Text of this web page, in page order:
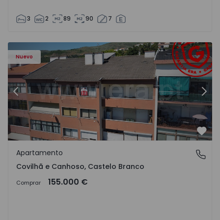
3 2 89 90 7
Nuevo
- 18
Apartamento T2 Covilhã, Covilhã e Canhoso - 1497806 -
Anterior
Covilhã e Canhoso, Castelo Branco
Apartamento
Covilhã e Canhoso, Castelo Branco
Comprar 155.000 €